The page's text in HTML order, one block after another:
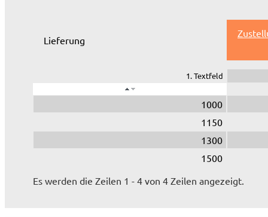
Lieferung
1. Textfeld
1000
1150
1300
1500
Es werden die Zeilen 1 - 4 von 4 Zeilen angezeigt.